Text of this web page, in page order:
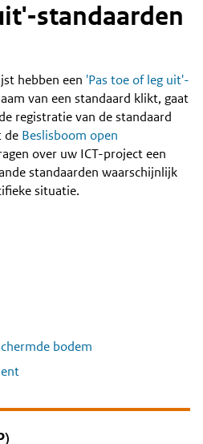
standaarden
hebben een 'Pas toe of leg uit'-
van een standaard klikt, gaat
registratie van de standaard
de Beslisboom open
over uw ICT-project een
standaarden waarschijnlijk
situatie.
bodem